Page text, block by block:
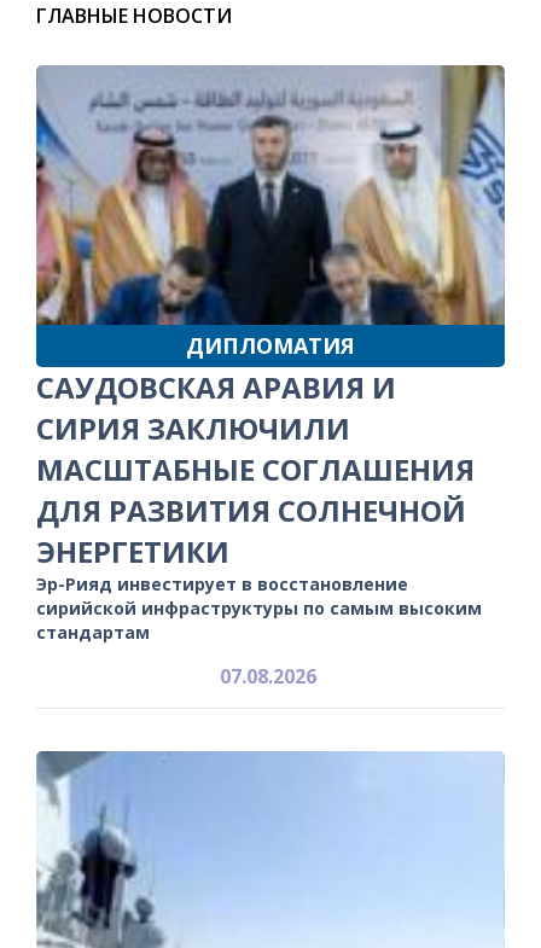
ГЛАВНЫЕ НОВОСТИ
ДИПЛОМАТИЯ
САУДОВСКАЯ АРАВИЯ И
СИРИЯ ЗАКЛЮЧИЛИ
МАСШТАБНЫЕ СОГЛАШЕНИЯ
ДЛЯ РАЗВИТИЯ СОЛНЕЧНОЙ
ЭНЕРГЕТИКИ
Эр-Рияд инвестирует в восстановление
сирийской инфраструктуры по самым высоким
стандартам
07.08.2026